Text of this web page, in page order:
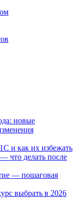
новые
и как их избежать
что делать после
— пошаговая
выбрать в 2026